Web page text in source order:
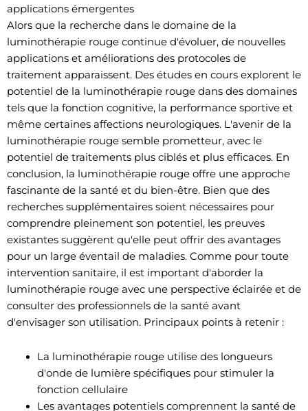
applications émergentes
Alors que la recherche dans le domaine de la
luminothérapie rouge continue d'évoluer, de nouvelles
applications et améliorations des protocoles de
traitement apparaissent. Des études en cours explorent le
potentiel de la luminothérapie rouge dans des domaines
tels que la fonction cognitive, la performance sportive et
même certaines affections neurologiques. L'avenir de la
luminothérapie rouge semble prometteur, avec le
potentiel de traitements plus ciblés et plus efficaces. En
conclusion, la luminothérapie rouge offre une approche
fascinante de la santé et du bien-être. Bien que des
recherches supplémentaires soient nécessaires pour
comprendre pleinement son potentiel, les preuves
existantes suggèrent qu'elle peut offrir des avantages
pour un large éventail de maladies. Comme pour toute
intervention sanitaire, il est important d'aborder la
luminothérapie rouge avec une perspective éclairée et de
consulter des professionnels de la santé avant
d'envisager son utilisation. Principaux points à retenir :
La luminothérapie rouge utilise des longueurs
d'onde de lumière spécifiques pour stimuler la
fonction cellulaire
Les avantages potentiels comprennent la santé de